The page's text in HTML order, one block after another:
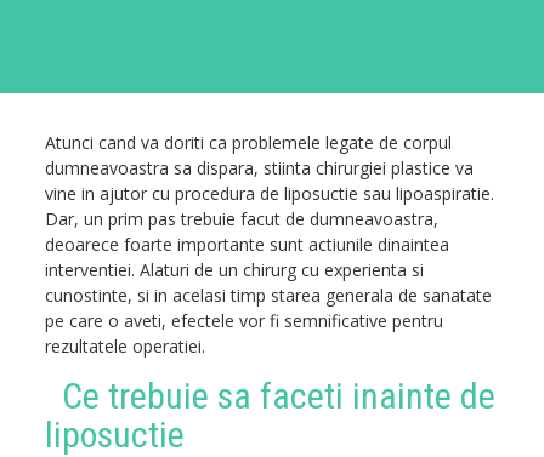
Atunci cand va doriti ca problemele legate de corpul
dumneavoastra sa dispara, stiinta chirurgiei plastice va
vine in ajutor cu procedura de liposuctie sau lipoaspiratie.
Dar, un prim pas trebuie facut de dumneavoastra,
deoarece foarte importante sunt actiunile dinaintea
interventiei. Alaturi de un chirurg cu experienta si
cunostinte, si in acelasi timp starea generala de sanatate
pe care o aveti, efectele vor fi semnificative pentru
rezultatele operatiei.
Ce trebuie sa faceti inainte de
liposuctie